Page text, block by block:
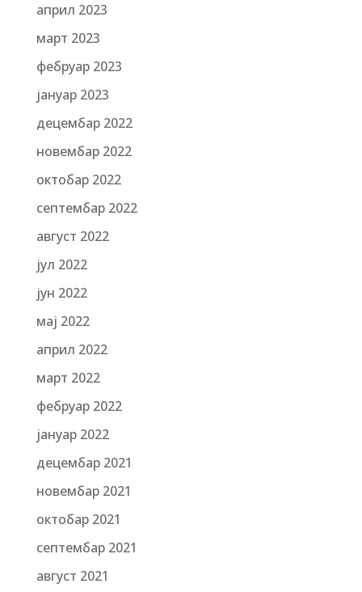
април 2023
март 2023
фебруар 2023
јануар 2023
децембар 2022
новембар 2022
октобар 2022
септембар 2022
август 2022
јул 2022
јун 2022
мај 2022
април 2022
март 2022
фебруар 2022
јануар 2022
децембар 2021
новембар 2021
октобар 2021
септембар 2021
август 2021